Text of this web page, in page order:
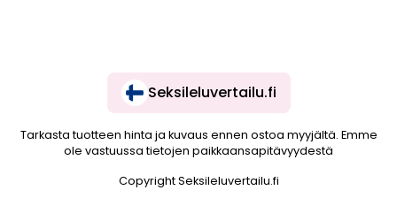
Seksileluvertailu.fi
Tarkasta tuotteen hinta ja kuvaus ennen ostoa myyjältä. Emme
ole vastuussa tietojen paikkaansapitävyydestä
Copyright Seksileluvertailu.fi